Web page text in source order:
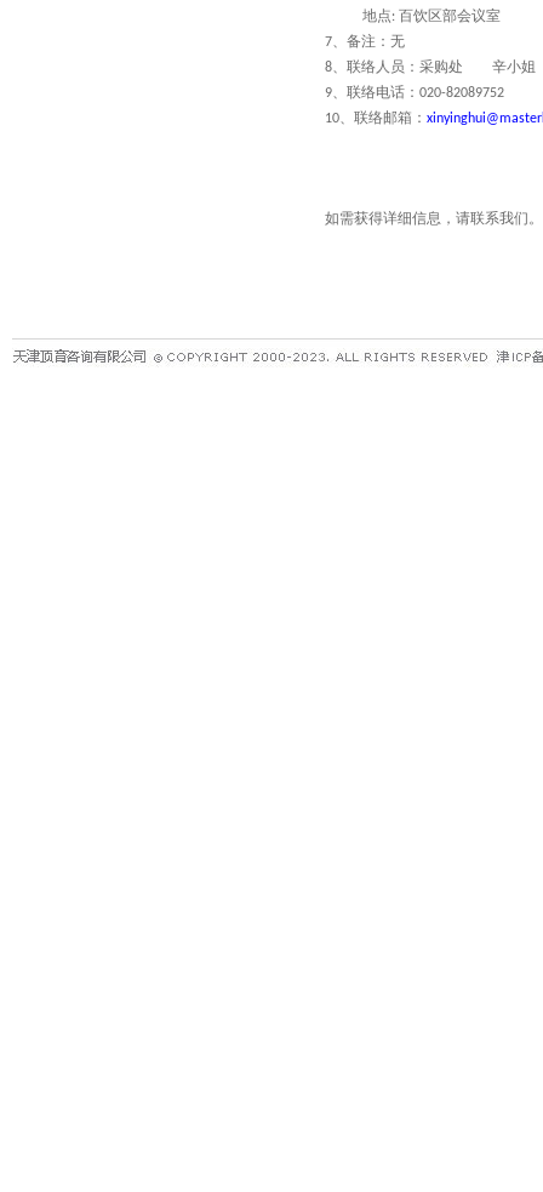
地点: 百饮区部会议室
7、备注：无
8、联络人员：采购处 辛小姐
9、联络电话： 020-82089752
10、联络邮箱：
如需获得详细信息，请联系我们。